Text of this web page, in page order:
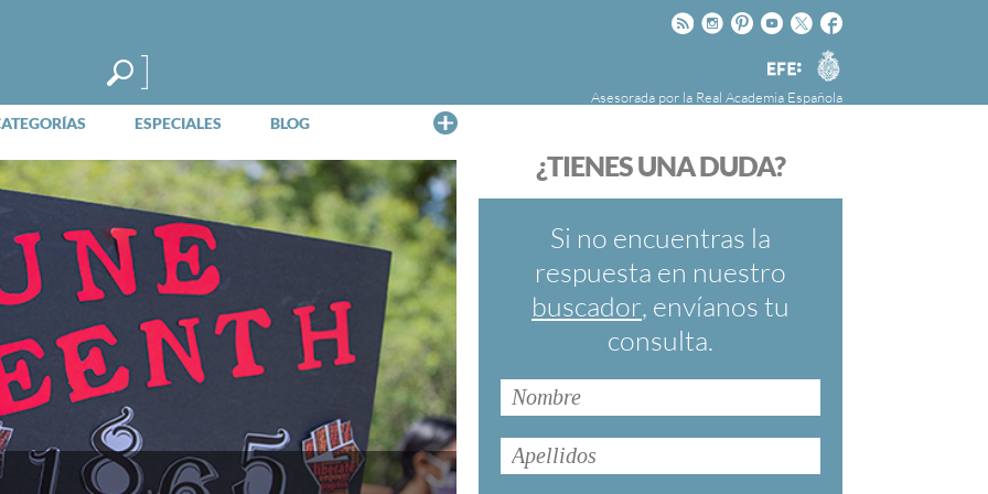
Facebook
Twitter
Youtube
Pinteres
Instagram
Rss
Agencia
EFE
Asesorada por la Real Academia Española
ESPECIALES BLOG
FundéuRAE es una fundación patrocinada por
cuyo objetivo es colaborar con el buen uso del
español en los medios de comunicación y en
Internet.
¿TIENES UNA DUDA?
Si no encuentras la
respuesta en nuestro
buscador, envíanos tu
consulta.